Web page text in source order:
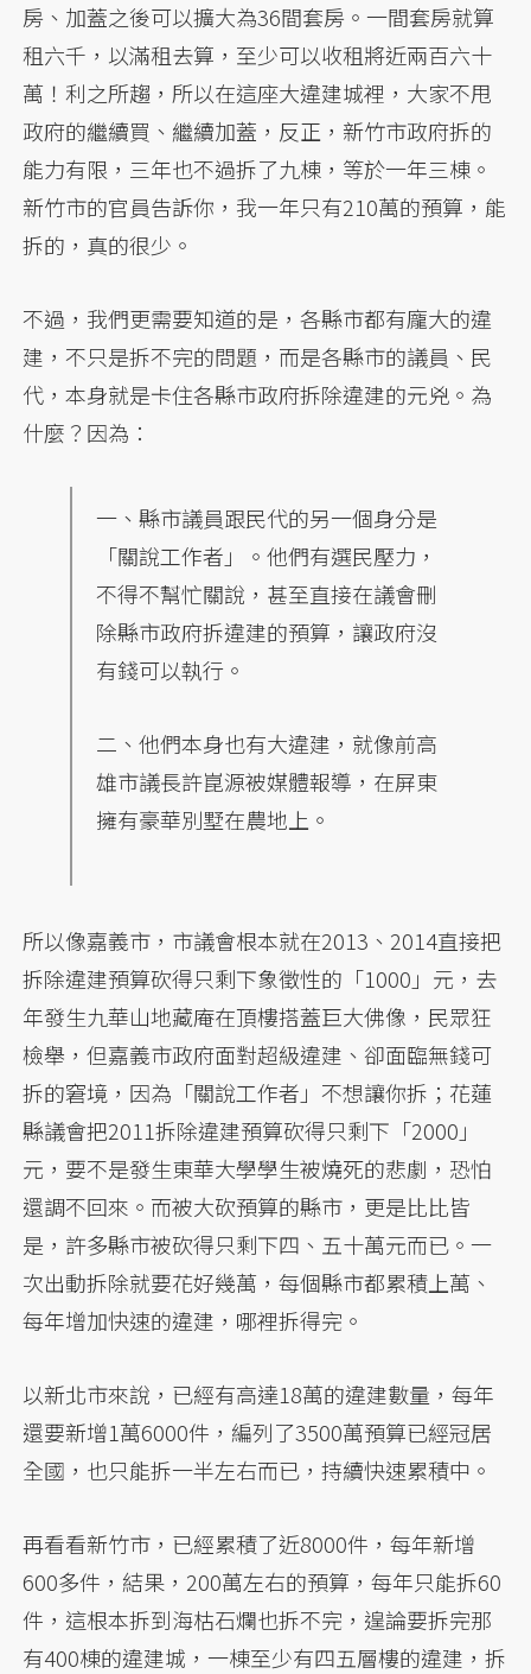
房、加蓋之後可以擴大為36間套房。一間套房就算
租六千，以滿租去算，至少可以收租將近兩百六十
萬！利之所趨，所以在這座大違建城裡，大家不甩
政府的繼續買、繼續加蓋，反正，新竹市政府拆的
能力有限，三年也不過拆了九棟，等於一年三棟。
新竹市的官員告訴你，我一年只有210萬的預算，能
拆的，真的很少。
不過，我們更需要知道的是，各縣市都有龐大的違
建，不只是拆不完的問題，而是各縣市的議員、民
代，本身就是卡住各縣市政府拆除違建的元兇。為
什麼？因為：
一、縣市議員跟民代的另一個身分是
「關說工作者」。他們有選民壓力，
不得不幫忙關說，甚至直接在議會刪
除縣市政府拆違建的預算，讓政府沒
有錢可以執行。
二、他們本身也有大違建，就像前高
雄市議長許崑源被媒體報導，在屏東
擁有豪華別墅在農地上。
所以像嘉義市，市議會根本就在2013、2014直接把
拆除違建預算砍得只剩下象徵性的「1000」元，去
年發生九華山地藏庵在頂樓搭蓋巨大佛像，民眾狂
檢舉，但嘉義市政府面對超級違建、卻面臨無錢可
拆的窘境，因為「關說工作者」不想讓你拆；花蓮
縣議會把2011拆除違建預算砍得只剩下「2000」
元，要不是發生東華大學學生被燒死的悲劇，恐怕
還調不回來。而被大砍預算的縣市，更是比比皆
是，許多縣市被砍得只剩下四、五十萬元而已。一
次出動拆除就要花好幾萬，每個縣市都累積上萬、
每年增加快速的違建，哪裡拆得完。
以新北市來說，已經有高達18萬的違建數量，每年
還要新增1萬6000件，編列了3500萬預算已經冠居
全國，也只能拆一半左右而已，持續快速累積中。
再看看新竹市，已經累積了近8000件，每年新增
600多件，結果，200萬左右的預算，每年只能拆60
件，這根本拆到海枯石爛也拆不完，遑論要拆完那
有400棟的違建城，一棟至少有四五層樓的違建，拆